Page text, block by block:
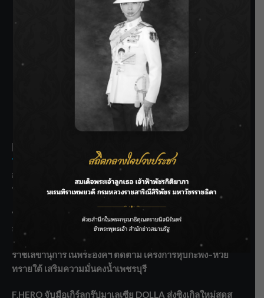
SIAMRATH VARIETY
THE BEST ENTERTAINMENT
Recent Posts
กรมชลฯ รับฟังประชาชน ติดตามแก้ปัญหาโครงการประตู
ระบายน้ำศรีสองรักฯ
‘แมน การิน’ แชร์ความเชื่อชวนคิด! “อยากกินอะไรหลังจาก
ลาโลกนี้ ให้ใส่บาตรสิ่งนั้นไว้ตอนยังมีชีวิต”
ราชเลขานุการในพระองค์ฯ ติดตามโครงการหุบกะพง–ห้วย
ทรายใต้ เสริมความมั่นคงน้ำเพชรบุรี
F.HERO จับมือเกิร์ลกรุ๊ปมาเลเซีย DOLLA ส่งซิงเกิลใหม่สุดส